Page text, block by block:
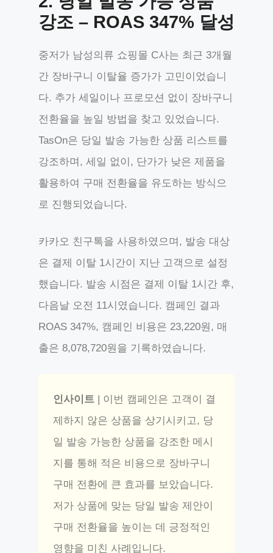
강조 – ROAS 347% 달성
중저가 남성의류 쇼핑몰 C사는 최근 3개월
간 장바구니 이탈율 증가가 고민이었습니
다. 추가 세일이나 프로모션 없이 장바구니
전환율을 높일 방법을 찾고 있었습니다.
TasOn은 당일 발송 가능한 상품 리스트를
강조하며, 세일 없이, 단가가 낮은 제품을
활용하여 구매 전환율을 유도하는 방식으
로 진행되었습니다.
카카오 친구톡을 사용하였으며, 발송 대상
은 결제 이탈 1시간이 지난 고객으로 설정
했습니다. 발송 시점은 결제 이탈 1시간 후,
다음날 오전 11시였습니다. 캠페인 결과
ROAS 347%, 캠페인 비용은 23,220원, 매
출은 8,078,720원을 기록하였습니다.
인사이트| 이번 캠페인은 고객이 결
제하지 않은 상품을 상기시키고, 당
일 발송 가능한 상품을 강조한 메시
지를 통해 적은 비용으로 장바구니
구매 전환에 큰 효과를 보았습니다.
저가 상품에 맞는 당일 발송 제안이
구매 전환율을 높이는 데 긍정적인
영향을 미친 사례입니다.